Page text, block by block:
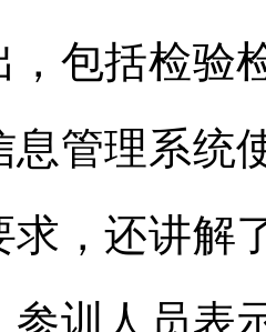
，包括检验
息管理系统
求，还讲解
参训人员表